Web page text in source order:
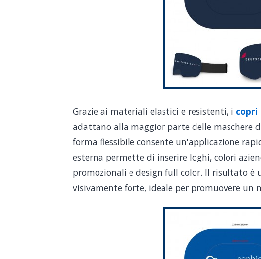
Grazie ai materiali elastici e resistenti, i copri
adattano alla maggior parte delle maschere
forma flessibile consente un'applicazione
esterna permette di inserire loghi, colori
promozionali e design full color. Il risultato è
visivamente forte, ideale per promuovere un